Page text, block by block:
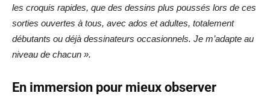
les croquis rapides, que des dessins plus poussés lors de ces
sorties ouvertes à tous, avec ados et adultes, totalement
débutants ou déjà dessinateurs occasionnels. Je m’adapte au
niveau de chacun ».
En immersion pour mieux observer